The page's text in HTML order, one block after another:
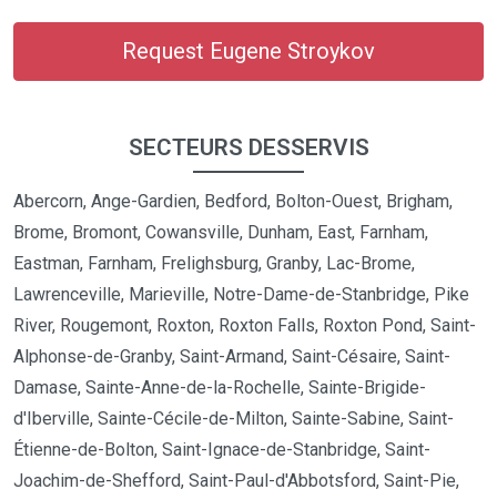
Request Eugene Stroykov
SECTEURS DESSERVIS
Abercorn, Ange-Gardien, Bedford, Bolton-Ouest, Brigham,
Brome, Bromont, Cowansville, Dunham, East, Farnham,
Eastman, Farnham, Frelighsburg, Granby, Lac-Brome,
Lawrenceville, Marieville, Notre-Dame-de-Stanbridge, Pike
River, Rougemont, Roxton, Roxton Falls, Roxton Pond, Saint-
Alphonse-de-Granby, Saint-Armand, Saint-Césaire, Saint-
Damase, Sainte-Anne-de-la-Rochelle, Sainte-Brigide-
d'Iberville, Sainte-Cécile-de-Milton, Sainte-Sabine, Saint-
Étienne-de-Bolton, Saint-Ignace-de-Stanbridge, Saint-
Joachim-de-Shefford, Saint-Paul-d'Abbotsford, Saint-Pie,